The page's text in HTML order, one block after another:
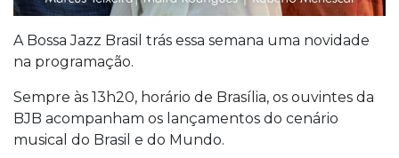
A Bossa Jazz Brasil trás essa semana uma novidade
na programação.
Sempre às 13h20, horário de Brasília, os ouvintes da
BJB acompanham os lançamentos do cenário
musical do Brasil e do Mundo.